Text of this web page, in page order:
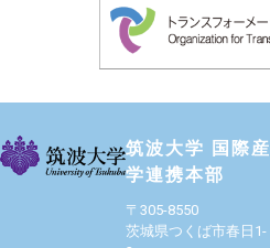
筑波大学 国際産
学連携本部
〒305-8550
茨城県つくば市春日1-